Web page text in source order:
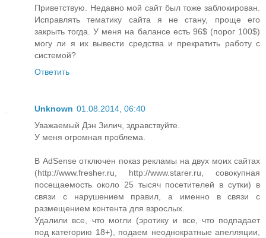
Приветствую. Недавно мой сайт был тоже заблокирован.
Исправлять тематику сайта я не стану, проще его
закрыть тогда. У меня на балансе есть 96$ (порог 100$)
могу ли я их вывести средства и прекратить работу с
системой?
Ответить
Unknown 01.08.2014, 06:40
Уважаемый Дэн Зилич, здравствуйте.
У меня огромная проблема.
В AdSense отключен показ рекламы на двух моих сайтах
(http://www.fresher.ru, http://www.starer.ru, совокупная
посещаемость около 25 тысяч посетителей в сутки) в
связи с нарушением правил, а именно в связи с
размещением контента для взрослых.
Удалили все, что могли (эротику и все, что подпадает
под категорию 18+), подаем неоднократные апелляции,